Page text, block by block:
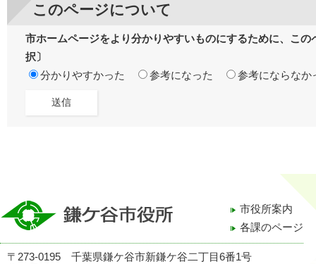
このページについて
市ホームページをより分かりやすいものにするために、こ
択〕
分かりやすかった
参考になった 参考にならなか
市役所案内
各課のページ
〒273-0195 千葉県鎌ケ谷市新鎌ケ谷二丁目6番1号